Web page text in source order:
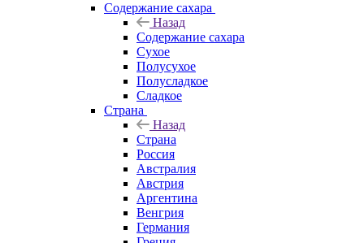
Содержание сахара
Назад
Содержание сахара
Сухое
Полусухое
Полусладкое
Сладкое
Страна
Назад
Страна
Россия
Австралия
Австрия
Аргентина
Венгрия
Германия